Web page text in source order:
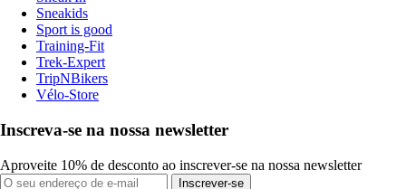
Sneakids
Sport is good
Training-Fit
Trek-Expert
TripNBikers
Vélo-Store
Inscreva-se na nossa newsletter
Aproveite 10% de desconto ao inscrever-se na nossa newsletter
Inscrever-se